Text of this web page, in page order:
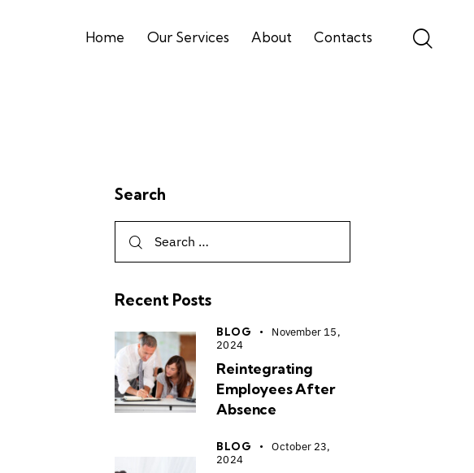
Home Our Services About Contacts
Search
Recent Posts
BLOG
November 15,
2024
Reintegrating
Employees After
Absence
BLOG
October 23,
2024